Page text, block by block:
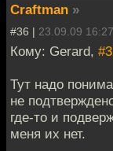
Craftman »
#36 | 23.09.09 16:27
Кому: Gerard,
Тут надо
не
где-то и
меня их нет.